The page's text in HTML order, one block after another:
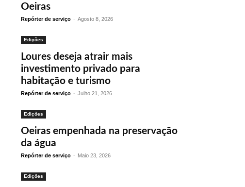
Oeiras
Repórter de serviço - Agosto 8, 2026
Edições
Loures deseja atrair mais
investimento privado para
habitação e turismo
Repórter de serviço - Julho 21, 2026
Edições
Oeiras empenhada na preservação
da água
Repórter de serviço - Maio 23, 2026
Edições